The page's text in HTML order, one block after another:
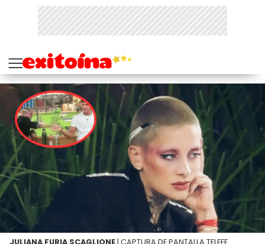
JULIANA FURIA SCAGLIONE | CAPTURA DE PANTALLA TELEFE